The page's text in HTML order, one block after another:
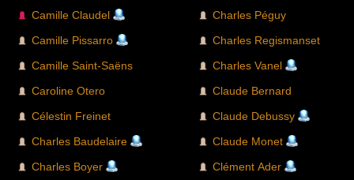
Camille Claudel
Camille Pissarro
Camille Saint-Saëns
Caroline Otero
Célestin Freinet
Charles Baudelaire
Charles Boyer
Charles Péguy
Charles Regismanset
Charles Vanel
Claude Bernard
Claude Debussy
Claude Monet
Clément Ader